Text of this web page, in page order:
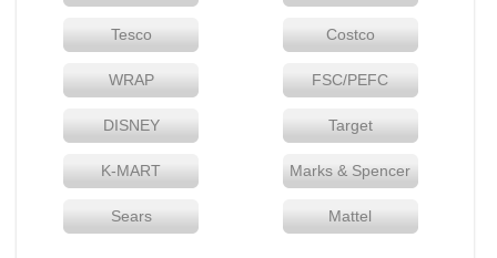
Tesco Costco
WRAP FSC/PEFC
DISNEY Target
K-MART Marks & Spencer
Sears Mattel